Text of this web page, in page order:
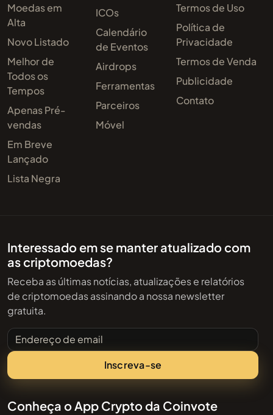
Moedas em
Alta
Novo Listado
Melhor de
Todos os
Tempos
Apenas Pré-
vendas
Em Breve
Lançado
Lista Negra
ICOs
Calendário
de Eventos
Airdrops
Ferramentas
Parceiros
Móvel
Termos de Uso
Política de
Privacidade
Termos de Venda
Publicidade
Contato
Interessado em se manter atualizado com
as criptomoedas?
Receba as últimas notícias, atualizações e relatórios
de criptomoedas assinando a nossa newsletter
gratuita.
Endereço de email
Inscreva-se
Conheça o App Crypto da Coinvote